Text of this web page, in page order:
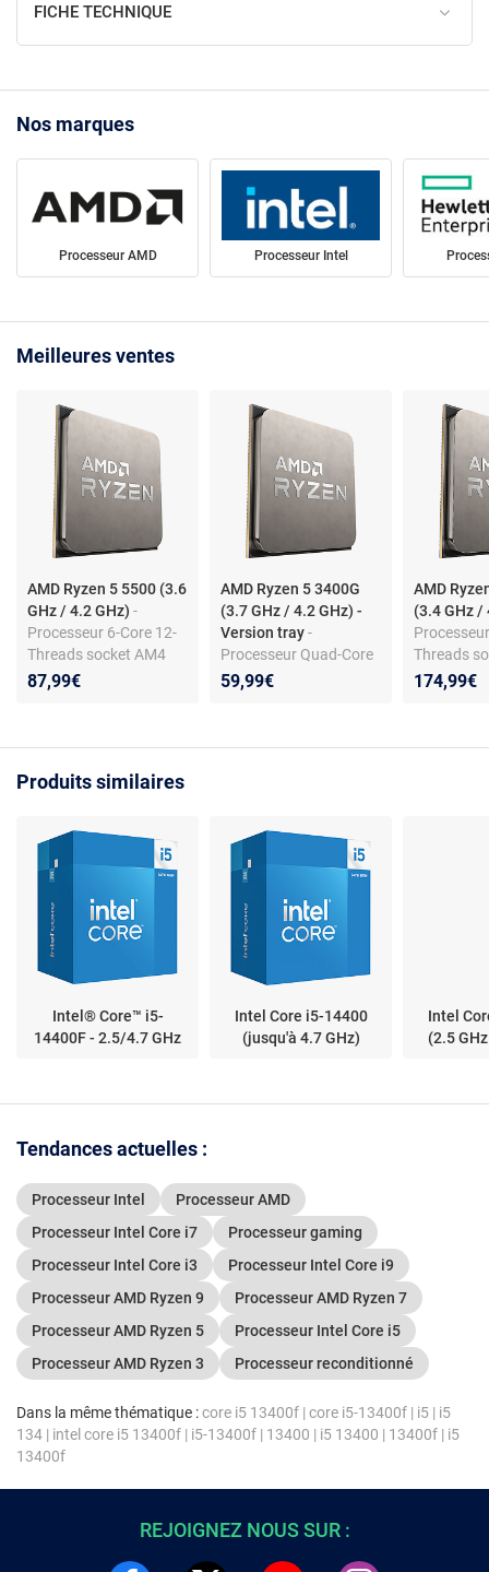
FICHE TECHNIQUE
Nos marques
Processeur AMD Processeur Intel
Meilleures ventes
AMD Ryzen 5 5500 (3.6
GHz / 4.2 GHz) -
Processeur 6-Core 12-
Threads socket AM4
GameCache 19 Mo 7
87,99€
AMD Ryzen 5 3400G
(3.7 GHz / 4.2 GHz) -
Version tray-
Processeur Quad-Core
8-Threads socket AM4
59,99€
AMD
(3.4 GHz /
Threads
174,99€
Produits similaires
Intel® Core™ i5-
14400F - 2.5/4.7 GHz
Intel Core i5-14400
(jusqu'à 4.7 GHz)
Intel
(2.5
Tendances actuelles :
Processeur Intel
Processeur AMD
Processeur Intel Core i7
Processeur gaming
Processeur Intel Core i3
Processeur Intel Core i9
Processeur AMD Ryzen 9
Processeur AMD Ryzen 7
Processeur AMD Ryzen 5
Processeur Intel Core i5
Processeur AMD Ryzen 3
Processeur reconditionné
Dans la même thématique :core i5 13400f | core i5-13400f | i5 | i5
134 | intel core i5 13400f | i5-13400f | 13400 | i5 13400 | 13400f | i5
13400f
REJOIGNEZ NOUS SUR :